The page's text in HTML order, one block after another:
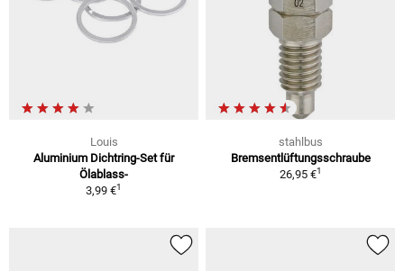
Louis
Aluminium Dichtring-Set für
Ölablass-
3,99 €1
stahlbus
Bremsentlüftungsschraube
26,95 €1